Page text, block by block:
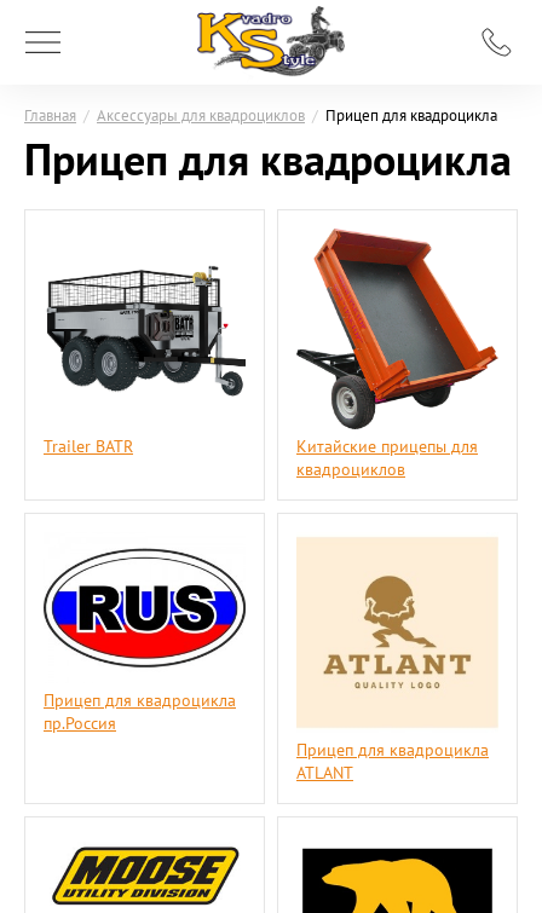
Главная / Аксессуары для квадроциклов / Прицеп для квадроцикла
Прицеп для квадроцикла
Trailer BATR
Китайские прицепы для
квадроциклов
Прицеп для квадроцикла
пр.Россия
Прицеп для квадроцикла
ATLANT